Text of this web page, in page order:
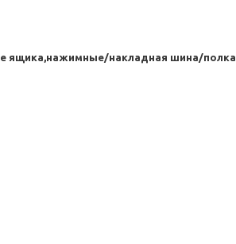
ящика,нажимные/накладная шина/полка